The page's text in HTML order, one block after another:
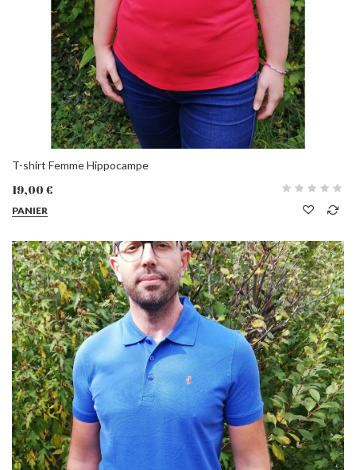
T-shirt Femme Hippocampe
19,00 €
PANIER